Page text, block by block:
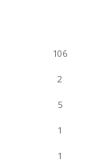
106
2
5
1
1